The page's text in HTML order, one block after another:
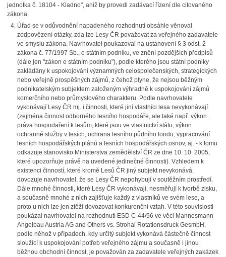
jednotka č. 18104 - Kladno", aniž by provedl zadávací řízení dle citovaného
zákona.
Úřad se v odůvodnění napadeného rozhodnutí obsáhle věnoval
zodpovězení otázky, zda lze Lesy ČR považovat za veřejného zadavatele
ve smyslu zákona. Navrhovatel poukazoval na ustanovení § 3 odst. 2
zákona č. 77/1997 Sb., o státním podniku, ve znění pozdějších předpisů
(dále jen "zákon o státním podniku"), podle kterého jsou státní podniky
zakládány k uspokojování významných celospolečenských, strategických
nebo veřejně prospěšných zájmů, z čehož plyne, že nejsou běžným
podnikatelským subjektem založeným výhradně k uspokojování zájmů
komerčního nebo průmyslového charakteru. Podle navrhovatele
vykonávají Lesy ČR mj. i činnosti, které jiní vlastníci lesa nevykonávají
(zejména činnost odborného lesního hospodáře, ale také např. výkon
práva hospodaření k lesům, které jsou ve vlastnictví státu, výkon
ochranné služby v lesích, ochrana lesního půdního fondu, vypracování
lesních hospodářských plánů a lesních hospodářských osnov, aj. - k tomu
odkazuje stanovisko Ministerstva zemědělství ČR ze dne 10. 10. 2005,
které upozorňuje právě na uvedené jedinečné činnosti). Vzhledem k
existenci činností, které kromě Lesů ČR jiný subjekt nevykonává,
dovozuje navrhovatel, že se Lesy ČR nepohybují v soutěžním prostředí.
Dále mnohé činnosti, které Lesy ČR vykonávají, nesměřují k tvorbě zisku,
a současně mnohé z nich zajišťuje každý z vlastníků ve svém lese, a
proto u nich lze jen ztěží dovozovat konkurenční vztah. V této souvislosti
poukázal navrhovatel na rozhodnutí ESD C-44/96 ve věci Mannesmann
Angelbau Austria AG and Others vs. Strohal Rotationsdruck GesmbH,
podle něhož v případech, kdy určitý subjekt vykonává částečně činnost
sloužící k uspokojování potřeb veřejného zájmu a současně i jinou
běžnou obchodní činnost, je považován za zadavatele veřejných zakázek